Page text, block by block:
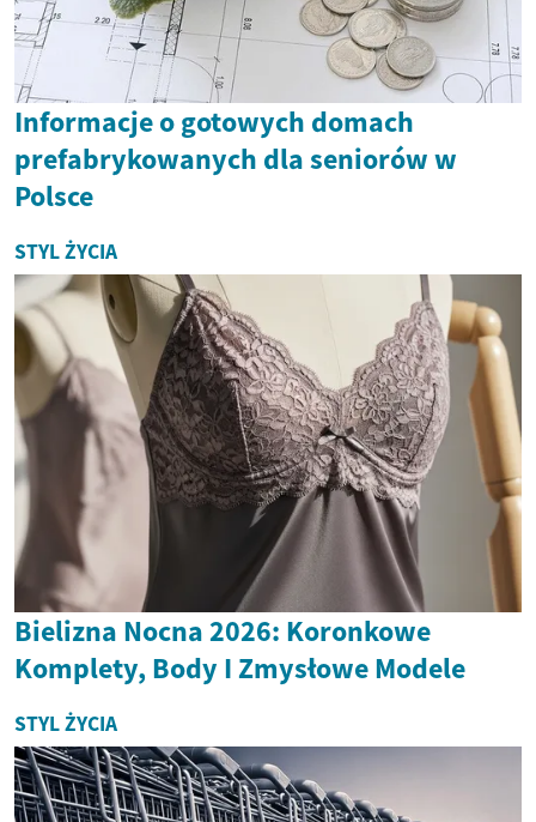
Informacje o gotowych domach
prefabrykowanych dla seniorów w
Polsce
STYL ŻYCIA
Bielizna Nocna 2026: Koronkowe
Komplety, Body I Zmysłowe Modele
STYL ŻYCIA